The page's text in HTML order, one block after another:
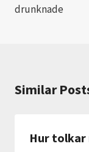
drunknade
Similar
Hur tolkar